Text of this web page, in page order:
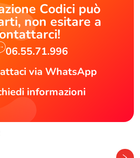
Codici può
non esitare a
06.55.71.996
via WhatsApp
informazioni